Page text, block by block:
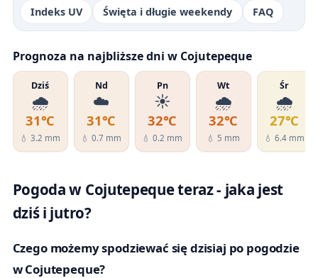
Indeks UV
Święta i długie weekendy FAQ
Prognoza na najbliższe dni w Cojutepeque
Dziś
🌧️
31℃
💧 3.2 mm
Nd
☁️
31℃
💧 0.7 mm
Pn
☀️
32℃
💧 0.2 mm
Wt
🌧️
32℃
💧 5 mm
Śr
🌧️
27℃
💧 6.4 mm
Pogoda w Cojutepeque teraz - jaka jest
dziś i jutro?
Czego możemy spodziewać się dzisiaj po pogodzie
w Cojutepeque?